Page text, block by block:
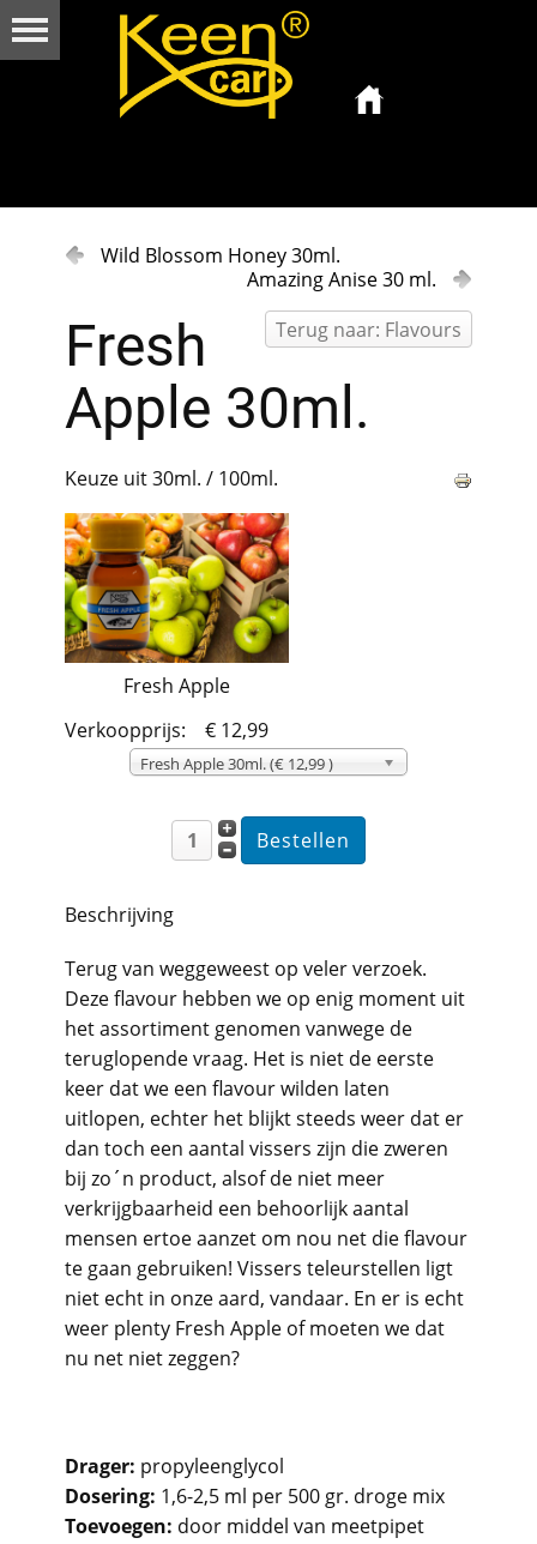
Wild Blossom Honey 30ml.
Amazing Anise 30 ml.
Terug naar: Flavours
Fresh
Apple 30ml.
Keuze uit 30ml. / 100ml.
Fresh Apple
Verkoopprijs:
€ 12,99
Fresh Apple 30ml. (€ 12,99 )
Beschrijving
Terug van weggeweest op veler verzoek.
Deze flavour hebben we op enig moment uit
het assortiment genomen vanwege de
teruglopende vraag. Het is niet de eerste
keer dat we een flavour wilden laten
uitlopen, echter het blijkt steeds weer dat er
dan toch een aantal vissers zijn die zweren
bij zo´n product, alsof de niet meer
verkrijgbaarheid een behoorlijk aantal
mensen ertoe aanzet om nou net die flavour
te gaan gebruiken! Vissers teleurstellen ligt
niet echt in onze aard, vandaar. En er is echt
weer plenty Fresh Apple of moeten we dat
nu net niet zeggen?
Drager: propyleenglycol
Dosering: 1,6-2,5 ml per 500 gr. droge mix
Toevoegen: door middel van meetpipet